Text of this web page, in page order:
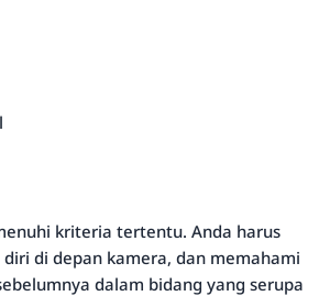
kriteria tertentu. Anda harus
di depan kamera, dan memahami
dalam bidang yang serupa